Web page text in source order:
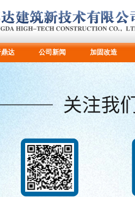
达 公司新闻 加固改造